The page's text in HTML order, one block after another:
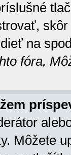
na
fóra,
Môžete